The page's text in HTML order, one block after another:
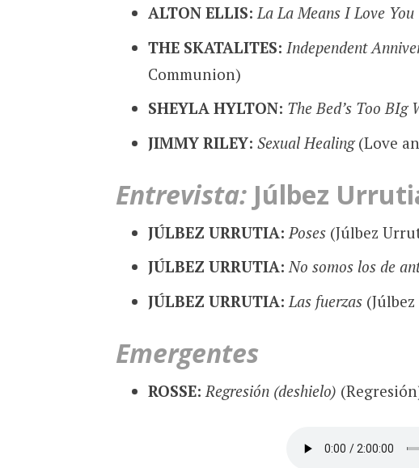
ALTON ELLIS:La La Means I Love You
THE SKATALITES: Independent
Communion)
SHEYLA HYLTON: The Bed’s Too BIg
JIMMY RILEY: Sexual Healing(Love
Entrevista:Júlbez
JÚLBEZ URRUTIA: Poses(Júlbez
JÚLBEZ URRUTIA:No somos los de
JÚLBEZ URRUTIA: Las fuerzas
Emergentes
ROSSE: Regresión (deshielo)